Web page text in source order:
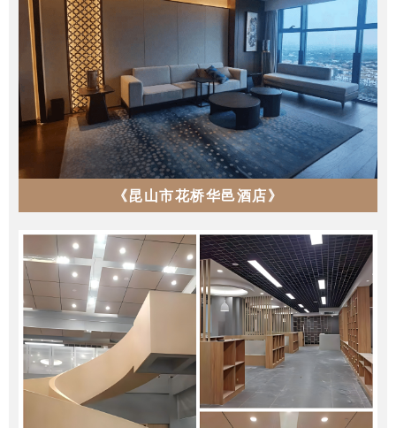
《昆山市花桥华邑酒店》